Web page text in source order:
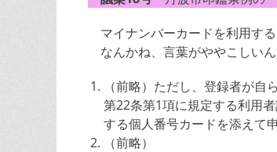
マイナンバーカードを利用す
なんかね、言葉がややこしい
（前略）ただし、登録者が
第22条第1項に規定する利用
する個人番号カードを添えて
（前略）